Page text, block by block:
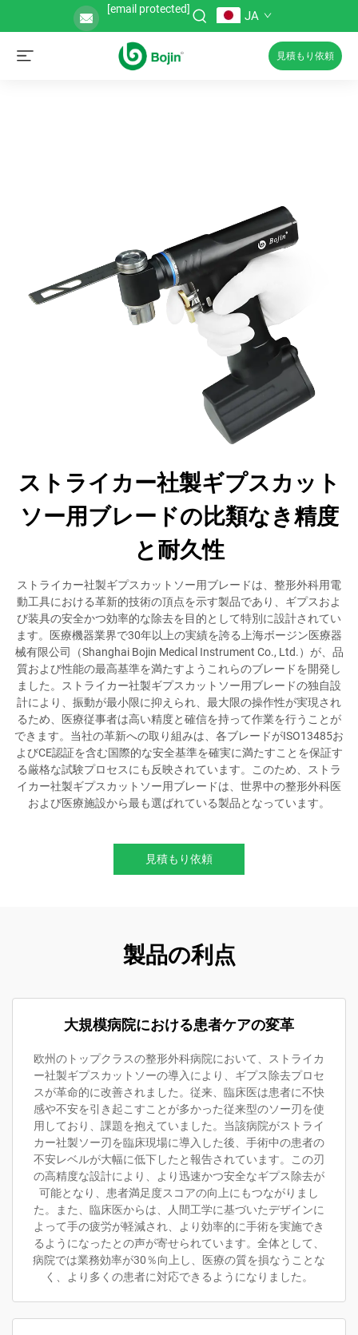
[email protected] JA
見積もり依頼
ストライカー社製ギプスカット
ソー用ブレードの比類なき精度
と耐久性
ストライカー社製ギプスカットソー用ブレードは、整形外科用電
動工具における革新的技術の頂点を示す製品であり、ギプスおよ
び装具の安全かつ効率的な除去を目的として特別に設計されてい
ます。医療機器業界で30年以上の実績を誇る上海ボージン医療器
械有限公司（Shanghai Bojin Medical Instrument Co., Ltd.）が、品
質および性能の最高基準を満たすようこれらのブレードを開発し
ました。ストライカー社製ギプスカットソー用ブレードの独自設
計により、振動が最小限に抑えられ、最大限の操作性が実現され
るため、医療従事者は高い精度と確信を持って作業を行うことが
できます。当社の革新への取り組みは、各ブレードがISO13485お
よびCE認証を含む国際的な安全基準を確実に満たすことを保証す
る厳格な試験プロセスにも反映されています。このため、ストラ
イカー社製ギプスカットソー用ブレードは、世界中の整形外科医
および医療施設から最も選ばれている製品となっています。
見積もり依頼
製品の利点
大規模病院における患者ケアの変革
欧州のトップクラスの整形外科病院において、ストライカ
ー社製ギプスカットソーの導入により、ギプス除去プロセ
スが革命的に改善されました。従来、臨床医は患者に不快
感や不安を引き起こすことが多かった従来型のソー刃を使
用しており、課題を抱えていました。当該病院がストライ
カー社製ソー刃を臨床現場に導入した後、手術中の患者の
不安レベルが大幅に低下したと報告されています。この刃
の高精度な設計により、より迅速かつ安全なギプス除去が
可能となり、患者満足度スコアの向上にもつながりまし
た。また、臨床医からは、人間工学に基づいたデザインに
よって手の疲労が軽減され、より効率的に手術を実施でき
るようになったとの声が寄せられています。全体として、
病院では業務効率が30％向上し、医療の質を損なうことな
く、より多くの患者に対応できるようになりました。